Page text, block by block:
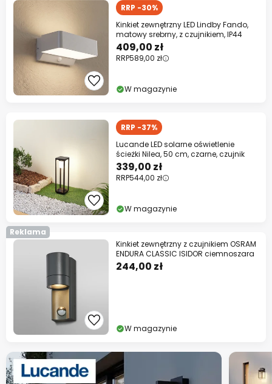
RRP -30%
Kinkiet zewnętrzny LED Lindby Fando,
matowy srebrny, z czujnikiem, IP44
409,00 zł
RRP589,00 zł
W magazynie
RRP -37%
Lucande LED solarne oświetlenie
ścieżki Nilea, 50 cm, czarne, czujnik
339,00 zł
RRP544,00 zł
W magazynie
Reklama
Kinkiet zewnętrzny z czujnikiem OSRAM
ENDURA CLASSIC ISIDOR ciemnoszara
244,00 zł
W magazynie